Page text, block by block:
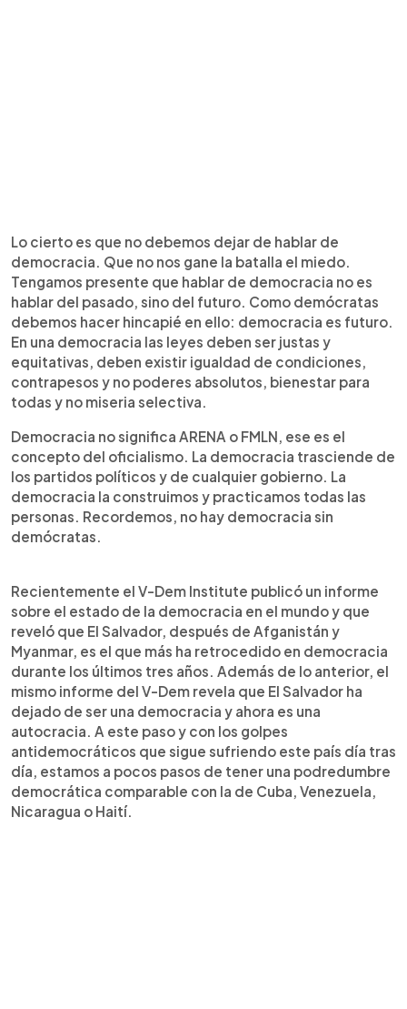
Lo cierto es que no debemos dejar de hablar de
democracia. Que no nos gane la batalla el miedo.
Tengamos presente que hablar de democracia no es
hablar del pasado, sino del futuro. Como demócratas
debemos hacer hincapié en ello: democracia es futuro.
En una democracia las leyes deben ser justas y
equitativas, deben existir igualdad de condiciones,
contrapesos y no poderes absolutos, bienestar para
todas y no miseria selectiva.
Democracia no significa ARENA o FMLN, ese es el
concepto del oficialismo. La democracia trasciende de
los partidos políticos y de cualquier gobierno. La
democracia la construimos y practicamos todas las
personas. Recordemos, no hay democracia sin
demócratas.
Recientemente el V-Dem Institute publicó un informe
sobre el estado de la democracia en el mundo y que
reveló que El Salvador, después de Afganistán y
Myanmar, es el que más ha retrocedido en democracia
durante los últimos tres años. Además de lo anterior, el
mismo informe del V-Dem revela que El Salvador ha
dejado de ser una democracia y ahora es una
autocracia. A este paso y con los golpes
antidemocráticos que sigue sufriendo este país día tras
día, estamos a pocos pasos de tener una podredumbre
democrática comparable con la de Cuba, Venezuela,
Nicaragua o Haití.